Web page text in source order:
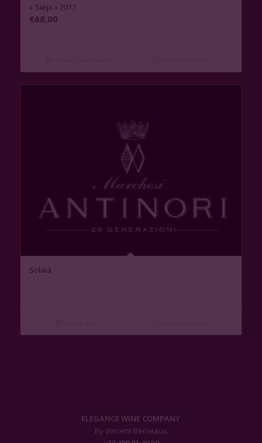
« Siepi » 2017
€68,00
Solaia
ELEGANCE WINE COMPANY
By Vincent Benieaux